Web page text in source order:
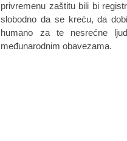
privremenu zaštitu bili bi
slobodno da se kreću, da
humano za te nesrećne
međunarodnim obavezama.